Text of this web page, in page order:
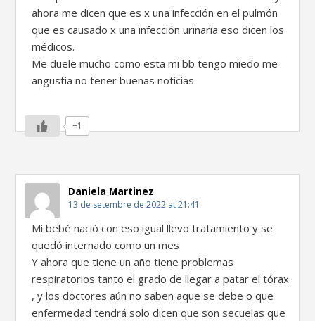
ahora me dicen que es x una infección en el pulmón
que es causado x una infección urinaria eso dicen los
médicos.
Me duele mucho como esta mi bb tengo miedo me
angustia no tener buenas noticias
+1
Daniela Martinez
13 de setembre de 2022 at 21:41
Mi bebé nació con eso igual llevo tratamiento y se
quedó internado como un mes
Y ahora que tiene un año tiene problemas
respiratorios tanto el grado de llegar a patar el tórax
, y los doctores aún no saben aque se debe o que
enfermedad tendrá solo dicen que son secuelas que